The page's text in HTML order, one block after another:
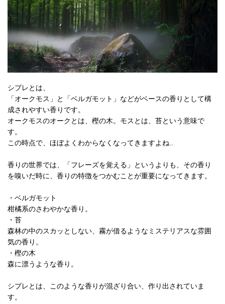
シプレとは、
「オークモス」と「ベルガモット」などがベースの香りとして構
成されやすい香りです。
オークモスのオークとは、樫の木。モスとは、苔という意味で
す。
この時点で、ほぼよくわからなくなってきますよね..
香りの世界では、「フレーズを覚える」というよりも、その香り
を嗅いだ時に、香りの特徴をつかむことが重要になってきます。
・ベルガモット
柑橘系のさわやかな香り。
・苔
森林の中のスカッとしない、霧が借るようなミステリアスな雰囲
気の香り。
・樫の木
森に漂うような香り。
シプレとは、このような香りが混ざり合い、作り出されていま
す。